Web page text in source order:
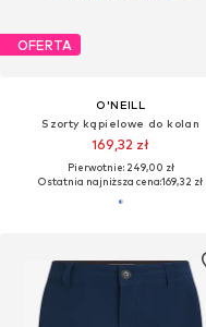
OFERTA
O'NEILL
Szorty kąpielowe do kolan
169,32 zł
Pierwotnie: 249,00 zł
Ostatnia najniższa cena:169,32 zł